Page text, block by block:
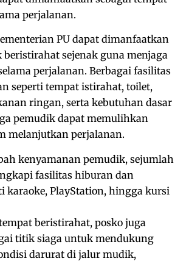
perjalanan.
PU dapat dimanfaatkan
sejenak guna menjaga
perjalanan. Berbagai fasilitas
seperti tempat istirahat, toilet,
ringan, serta kebutuhan dasar
pemudik dapat memulihkan
melanjutkan perjalanan.
kenyamanan pemudik, sejumlah
fasilitas hiburan dan
karaoke, PlayStation, hingga kursi
beristirahat, posko juga
titik siaga untuk mendukung
darurat di jalur mudik,